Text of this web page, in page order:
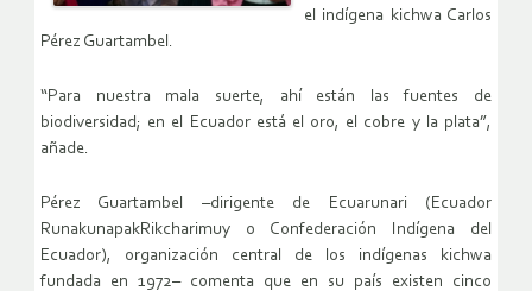
el indígena kichwa Carlos
Pérez Guartambel.
“Para nuestra mala suerte, ahí están las fuentes de
biodiversidad; en el Ecuador está el oro, el cobre y la plata”,
añade.
Pérez Guartambel –dirigente de Ecuarunari (Ecuador
RunakunapakRikcharimuy o Confederación Indígena del
Ecuador), organización central de los indígenas kichwa
fundada en 1972– comenta que en su país existen cinco